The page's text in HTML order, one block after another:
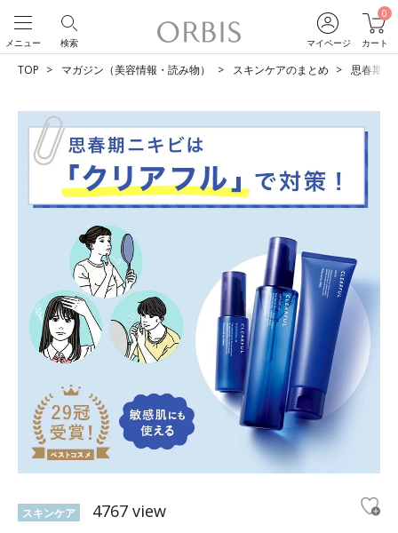
マイページ
0
カート
検索
メニュー
TOP マガジン（美容情報・読み物） スキンケアのまとめ 思春期ニ
スキンケア 4767 view